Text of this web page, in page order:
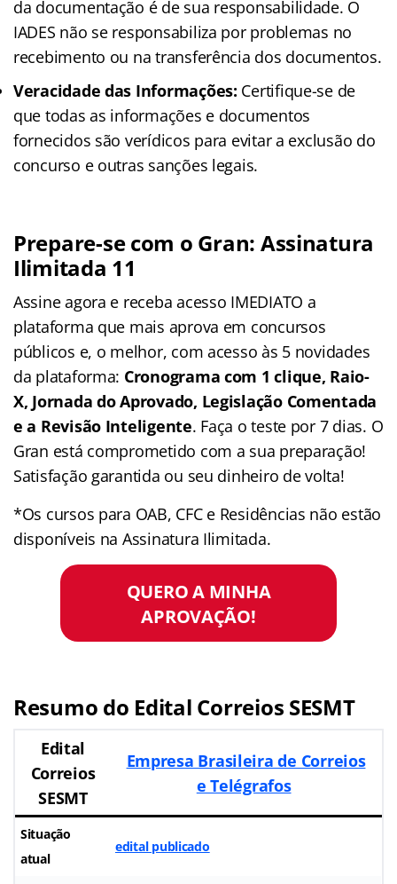
da documentação é de sua responsabilidade. O
IADES não se responsabiliza por problemas no
recebimento ou na transferência dos documentos.
Veracidade das Informações: Certifique-se de
que todas as informações e documentos
fornecidos são verídicos para evitar a exclusão do
concurso e outras sanções legais.
Prepare-se com o Gran: Assinatura
Ilimitada 11
Assine agora e receba acesso IMEDIATO a
plataforma que mais aprova em concursos
públicos e, o melhor, com acesso às 5 novidades
da plataforma: Cronograma com 1 clique, Raio-
X, Jornada do Aprovado, Legislação Comentada
e a Revisão Inteligente. Faça o teste por 7 dias. O
Gran está comprometido com a sua preparação!
Satisfação garantida ou seu dinheiro de volta!
*Os cursos para OAB, CFC e Residências não estão
disponíveis na Assinatura Ilimitada.
QUERO A MINHA
APROVAÇÃO!
Resumo do Edital Correios SESMT
Edital
Correios
SESMT
Empresa Brasileira de Correios
e Telégrafos
Situação
atual
edital publicado